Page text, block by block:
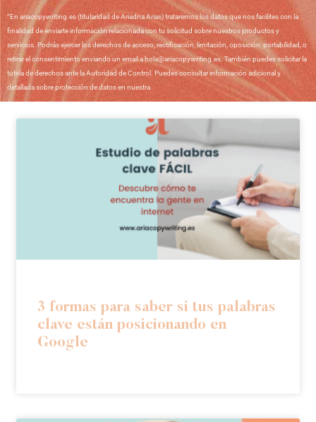
“En ariacopywriting.es (titularidad de Ariadna Arias) trataremos los datos que nos facilites con la
finalidad de enviarte información relacionada con tu solicitud sobre nuestros productos y
servicios. Podrás ejercer los derechos de acceso, rectificación, limitación, oposición, portabilidad, o
retirar el consentimiento enviando un email a hola@ariacopywriting.es. También puedes solicitar la
tutela de derechos ante la Autoridad de Control. Puedes consultar información adicional y
detallada sobre protección de datos en nuestra
Política de Privacidad
3 formas para saber si tus palabras
clave están posicionando en
Google